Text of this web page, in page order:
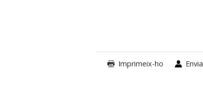
Imprimeix-ho Envia